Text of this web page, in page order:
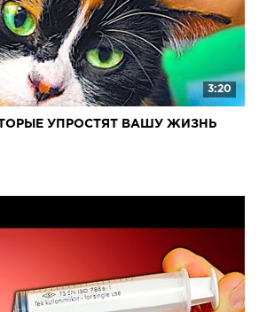
3:20
УПРОСТЯТ ВАШУ ЖИЗНЬ